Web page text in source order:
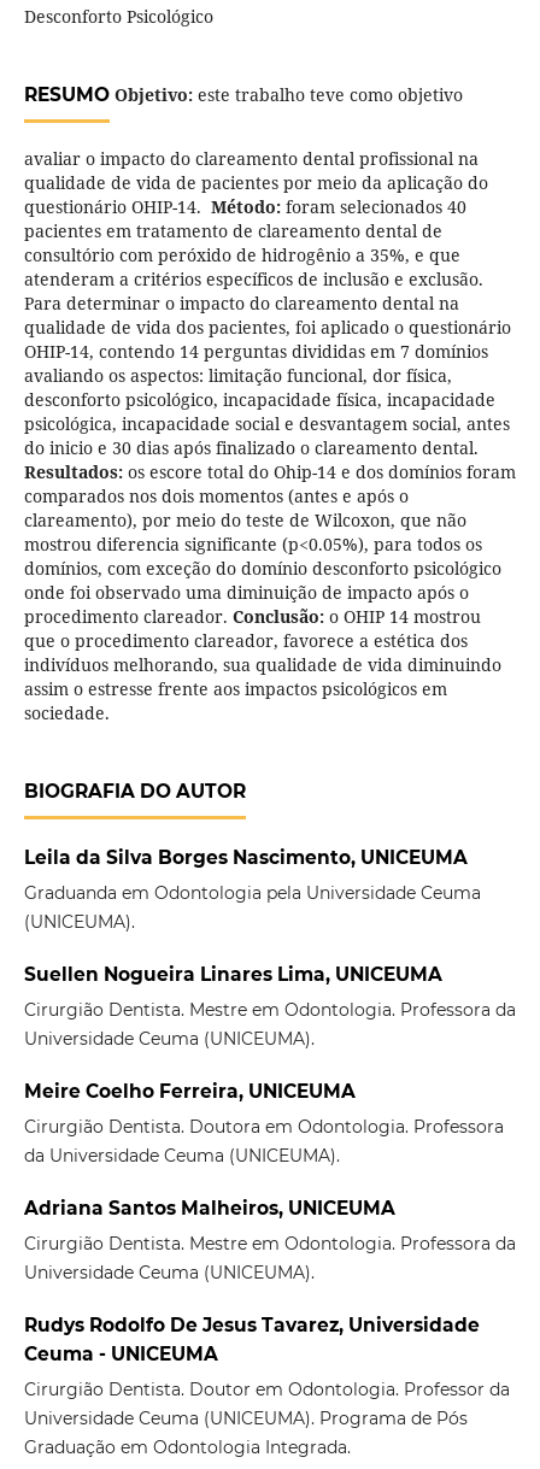
Desconforto Psicológico
RESUMO Objetivo:este trabalho teve como objetivo
avaliar o impacto do clareamento dental profissional na
qualidade de vida de pacientes por meio da aplicação do
questionário OHIP-14. Método: foram selecionados 40
pacientes em tratamento de clareamento dental de
consultório com peróxido de hidrogênio a 35%, e que
atenderam a critérios específicos de inclusão e exclusão.
Para determinar o impacto do clareamento dental na
qualidade de vida dos pacientes, foi aplicado o questionário
OHIP-14, contendo 14 perguntas divididas em 7 domínios
avaliando os aspectos: limitação funcional, dor física,
desconforto psicológico, incapacidade física, incapacidade
psicológica, incapacidade social e desvantagem social, antes
do inicio e 30 dias após finalizado o clareamento dental.
Resultados: os escore total do Ohip-14 e dos domínios foram
comparados nos dois momentos (antes e após o
clareamento), por meio do teste de Wilcoxon, que não
mostrou diferencia significante (p<0.05%), para todos os
domínios, com exceção do domínio desconforto psicológico
onde foi observado uma diminuição de impacto após o
procedimento clareador. Conclusão: o OHIP 14 mostrou
que o procedimento clareador, favorece a estética dos
indivíduos melhorando, sua qualidade de vida diminuindo
assim o estresse frente aos impactos psicológicos em
sociedade.
BIOGRAFIA DO AUTOR
Leila da Silva Borges Nascimento, UNICEUMA
Graduanda em Odontologia pela Universidade Ceuma
(UNICEUMA).
Suellen Nogueira Linares Lima, UNICEUMA
Cirurgião Dentista. Mestre em Odontologia. Professora da
Universidade Ceuma (UNICEUMA).
Meire Coelho Ferreira, UNICEUMA
Cirurgião Dentista. Doutora em Odontologia. Professora
da Universidade Ceuma (UNICEUMA).
Adriana Santos Malheiros, UNICEUMA
Cirurgião Dentista. Mestre em Odontologia. Professora da
Universidade Ceuma (UNICEUMA).
Rudys Rodolfo De Jesus Tavarez, Universidade
Ceuma - UNICEUMA
Cirurgião Dentista. Doutor em Odontologia. Professor da
Universidade Ceuma (UNICEUMA). Programa de Pós
Graduação em Odontologia Integrada.